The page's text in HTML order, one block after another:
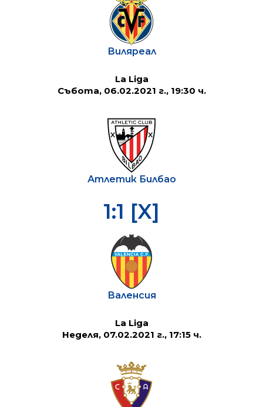
Виляреал
La Liga
Събота, 06.02.2021 г., 19:30 ч.
Атлетик Билбао
1:1 [X]
Валенсия
La Liga
Неделя, 07.02.2021 г., 17:15 ч.